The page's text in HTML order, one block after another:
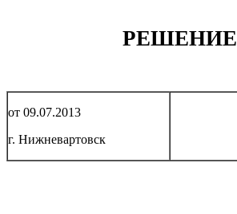
РЕШЕНИЕ
от 09.07.2013
г. Нижневартовск